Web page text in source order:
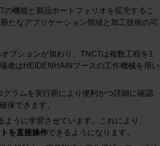
機能と製品ポートフォリオを拡充するこ
たなアプリケーション領域と加工技術の可
プションが加わり、TNC7は複数工程を1
者はHEIDENHAINブースの工作機械を用い
ラムを実行前により便利かつ詳細に確認
保できます。
うに学習させています。これにより、
を直接操作できるようになります。